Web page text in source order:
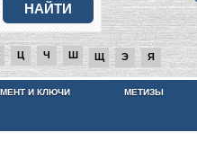
Ц Ч Ш Щ Э Я
И КЛЮЧИ МЕТИЗЫ